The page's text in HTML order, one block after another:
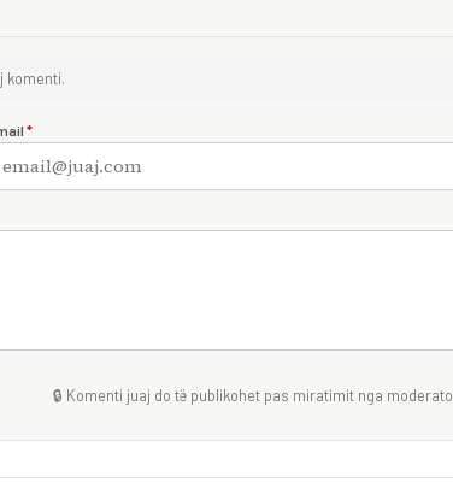
komenti.
*
🔒 Komenti juaj do të publikohet pas miratimit nga